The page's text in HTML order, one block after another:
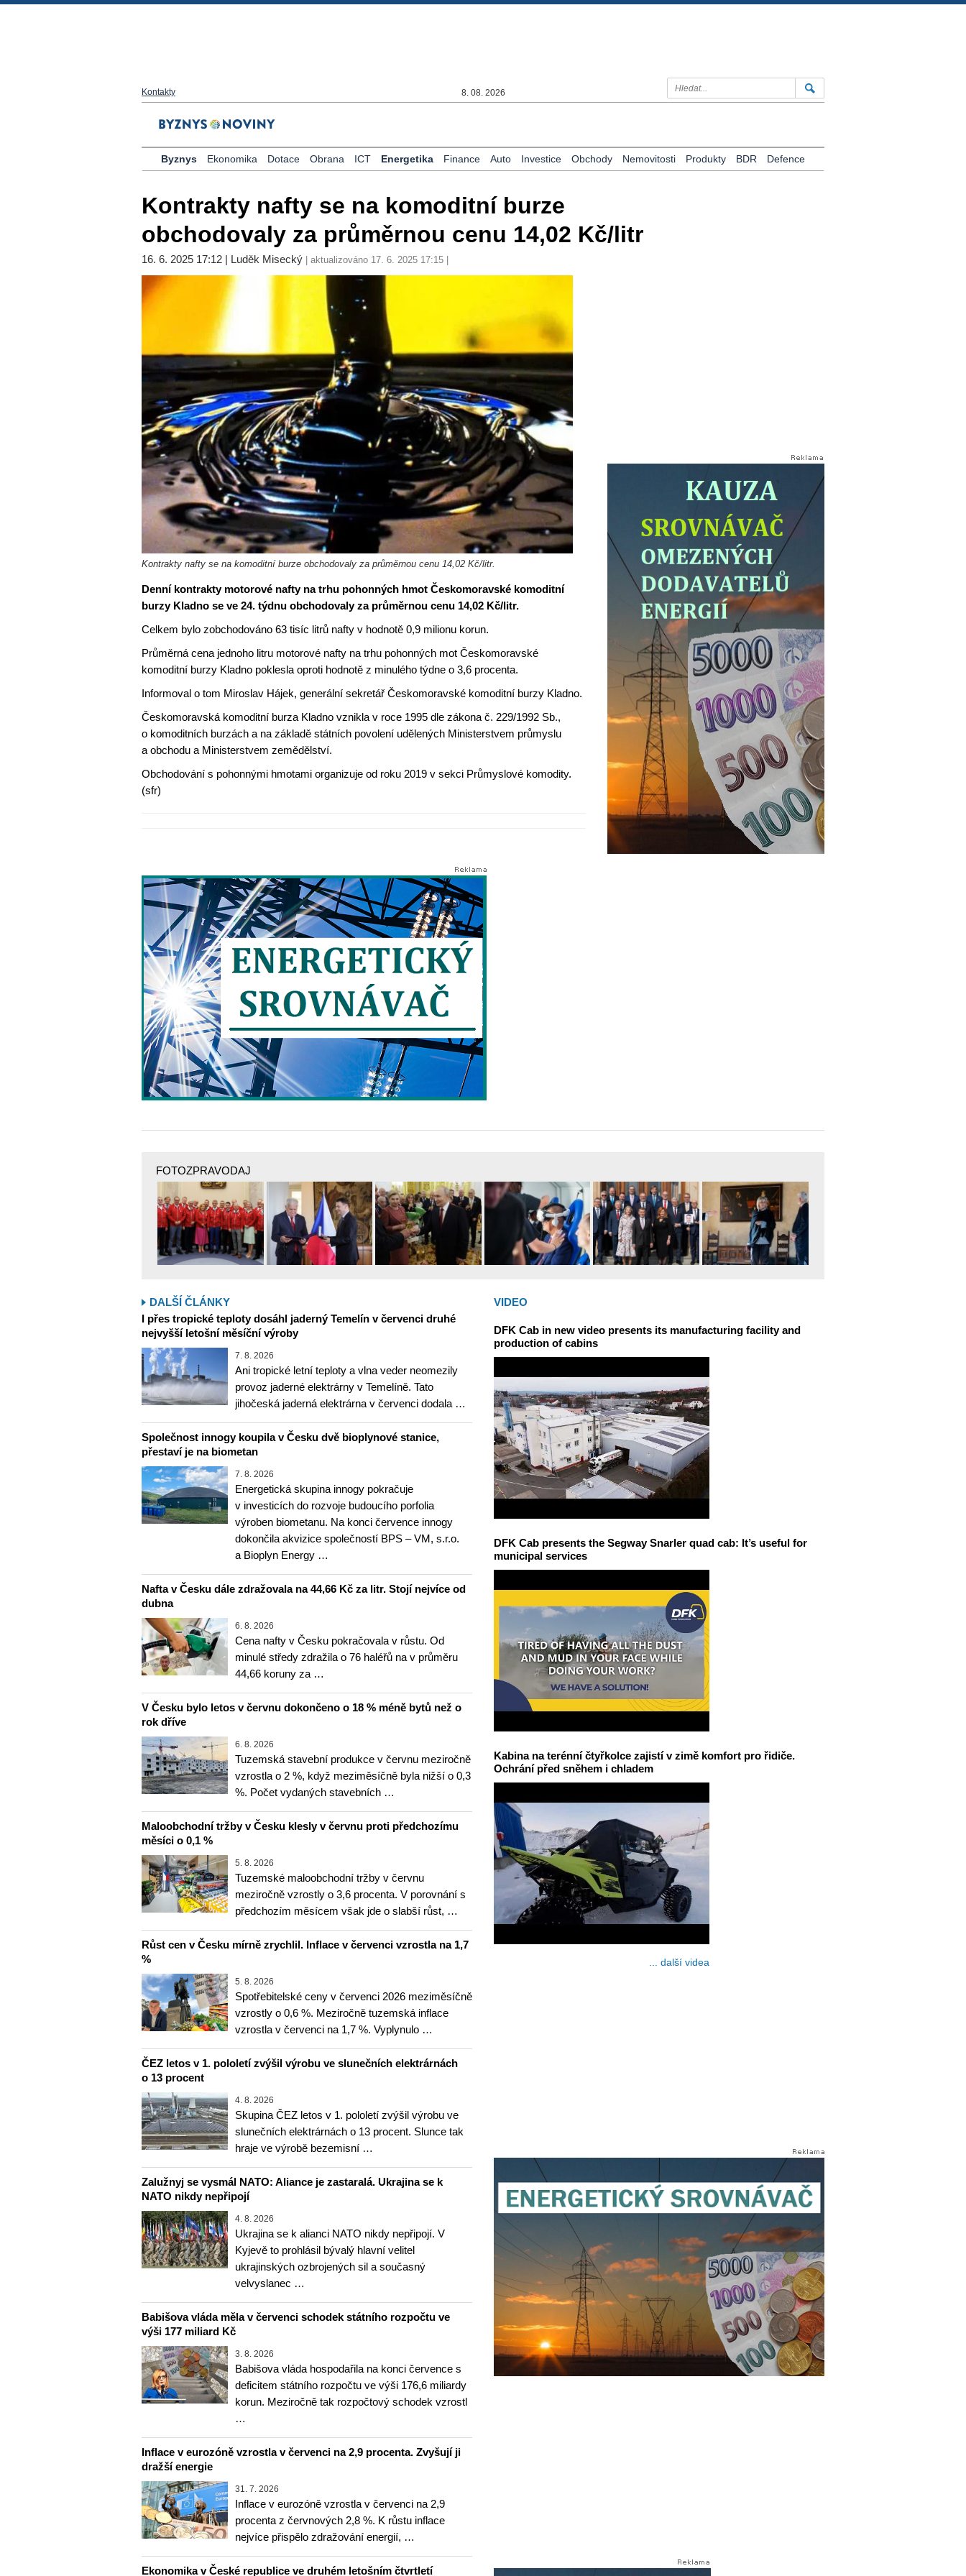
Kontakty 8. 08. 2026
Byznys Ekonomika Dotace Obrana ICT Energetika Finance Auto Investice Obchody Nemovitosti Produkty BDR Defence
Kontrakty nafty se na komoditní burze
obchodovaly za průměrnou cenu 14,02 Kč/litr
16. 6. 2025 17:12 | Luděk Misecký | aktualizováno 17. 6. 2025 17:15 |
Kontrakty nafty se na komoditní burze obchodovaly za průměrnou cenu 14,02 Kč/litr.
Denní kontrakty motorové nafty na trhu pohonných hmot Českomoravské komoditní
burzy Kladno se ve 24. týdnu obchodovaly za průměrnou cenu 14,02 Kč/litr.
Celkem bylo zobchodováno 63 tisíc litrů nafty v hodnotě 0,9 milionu korun.
Průměrná cena jednoho litru motorové nafty na trhu pohonných mot Českomoravské
komoditní burzy Kladno poklesla oproti hodnotě z minulého týdne o 3,6 procenta.
Informoval o tom Miroslav Hájek, generální sekretář Českomoravské komoditní burzy Kladno.
Českomoravská komoditní burza Kladno vznikla v roce 1995 dle zákona č. 229/1992 Sb.,
o komoditních burzách a na základě státních povolení udělených Ministerstvem průmyslu
a obchodu a Ministerstvem zemědělství.
Obchodování s pohonnými hmotami organizuje od roku 2019 v sekci Průmyslové komodity.
(sfr)
FOTOZPRAVODAJ
DALŠÍ ČLÁNKY
I přes tropické teploty dosáhl jaderný Temelín v červenci druhé
nejvyšší letošní měsíční výroby
7. 8. 2026
Ani tropické letní teploty a vlna veder neomezily
provoz jaderné elektrárny v Temelíně. Tato
jihočeská jaderná elektrárna v červenci dodala …
Společnost innogy koupila v Česku dvě bioplynové stanice,
přestaví je na biometan
7. 8. 2026
Energetická skupina innogy pokračuje
v investicích do rozvoje budoucího porfolia
výroben biometanu. Na konci července innogy
dokončila akvizice společností BPS – VM, s.r.o.
a Bioplyn Energy …
Nafta v Česku dále zdražovala na 44,66 Kč za litr. Stojí nejvíce od
dubna
6. 8. 2026
Cena nafty v Česku pokračovala v růstu. Od
minulé středy zdražila o 76 haléřů na v průměru
44,66 koruny za …
V Česku bylo letos v červnu dokončeno o 18 % méně bytů než o
rok dříve
6. 8. 2026
Tuzemská stavební produkce v červnu meziročně
vzrostla o 2 %, když meziměsíčně byla nižší o 0,3
%. Počet vydaných stavebních …
Maloobchodní tržby v Česku klesly v červnu proti předchozímu
měsíci o 0,1 %
5. 8. 2026
Tuzemské maloobchodní tržby v červnu
meziročně vzrostly o 3,6 procenta. V porovnání s
předchozím měsícem však jde o slabší růst, …
Růst cen v Česku mírně zrychlil. Inflace v červenci vzrostla na 1,7
%
5. 8. 2026
Spotřebitelské ceny v červenci 2026 meziměsíčně
vzrostly o 0,6 %. Meziročně tuzemská inflace
vzrostla v červenci na 1,7 %. Vyplynulo …
ČEZ letos v 1. pololetí zvýšil výrobu ve slunečních elektrárnách
o 13 procent
4. 8. 2026
Skupina ČEZ letos v 1. pololetí zvýšil výrobu ve
slunečních elektrárnách o 13 procent. Slunce tak
hraje ve výrobě bezemisní …
Zalužnyj se vysmál NATO: Aliance je zastaralá. Ukrajina se k
NATO nikdy nepřipojí
4. 8. 2026
Ukrajina se k alianci NATO nikdy nepřipojí. V
Kyjevě to prohlásil bývalý hlavní velitel
ukrajinských ozbrojených sil a současný
velvyslanec …
Babišova vláda měla v červenci schodek státního rozpočtu ve
výši 177 miliard Kč
3. 8. 2026
Babišova vláda hospodařila na konci července s
deficitem státního rozpočtu ve výši 176,6 miliardy
korun. Meziročně tak rozpočtový schodek vzrostl
…
Inflace v eurozóně vzrostla v červenci na 2,9 procenta. Zvyšují ji
dražší energie
31. 7. 2026
Inflace v eurozóně vzrostla v červenci na 2,9
procenta z červnových 2,8 %. K růstu inflace
nejvíce přispělo zdražování energií, …
Ekonomika v České republice ve druhém letošním čtvrtletí
VIDEO
DFK Cab in new video presents its manufacturing facility and
production of cabins
DFK Cab presents the Segway Snarler quad cab: It’s useful for
municipal services
Kabina na terénní čtyřkolce zajistí v zimě komfort pro řidiče.
Ochrání před sněhem i chladem
... další videa